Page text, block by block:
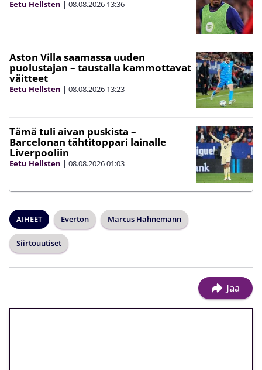
Eetu Hellsten | 08.08.2026 13:36
Aston Villa saamassa uuden
puolustajan – taustalla kammottavat
väitteet
Eetu Hellsten | 08.08.2026 13:23
Tämä tuli aivan puskista –
Barcelonan tähtitoppari lainalle
Liverpooliin
Eetu Hellsten | 08.08.202601:03
AIHEET Everton Marcus Hahnemann
Siirtouutiset
Jaa